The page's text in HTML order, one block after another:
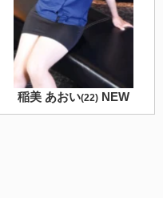
稲美 あおい(22) NEW